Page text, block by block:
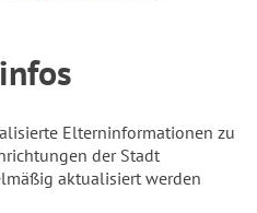
Elterninformationen zu
der Stadt
aktualisiert werden